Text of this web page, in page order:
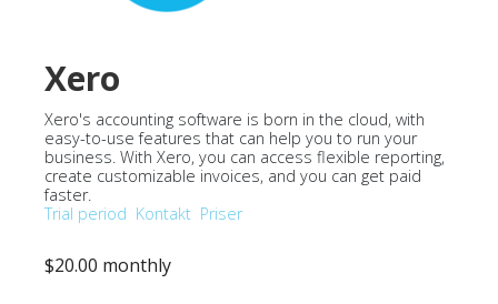
Xero
Xero's accounting software is born in the cloud, with
easy-to-use features that can help you to run your
business. With Xero, you can access flexible reporting,
create customizable invoices, and you can get paid
faster.
Trial period Kontakt Priser
$20.00 monthly